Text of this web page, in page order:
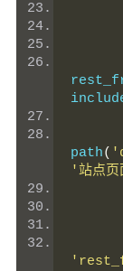
path(
'站点页